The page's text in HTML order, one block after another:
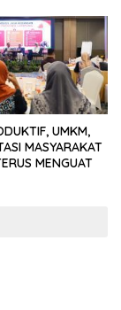
UMKM,
MASYARAKAT
MENGUAT